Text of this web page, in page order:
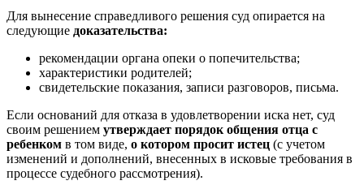
Для вынесение справедливого решения суд опирается на
следующие доказательства:
рекомендации органа опеки о попечительства;
характеристики родителей;
свидетельские показания, записи разговоров, письма.
Если оснований для отказа в удовлетворении иска нет, суд
своим решением утверждает порядок общения отца с
ребенком в том виде, о котором просит истец (с учетом
изменений и дополнений, внесенных в исковые требования в
процессе судебного рассмотрения).